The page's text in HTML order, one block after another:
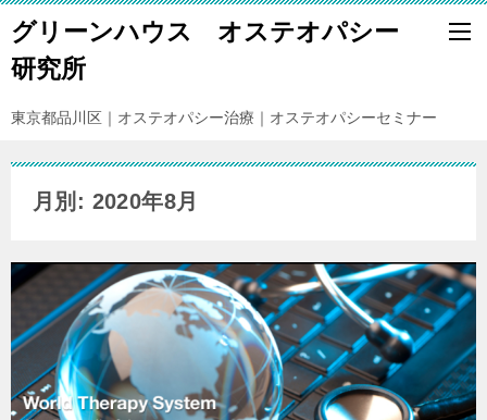
グリーンハウス オステオパシー
研究所
東京都品川区｜オステオパシー治療｜オステオパシーセミナー
月別: 2020年8月